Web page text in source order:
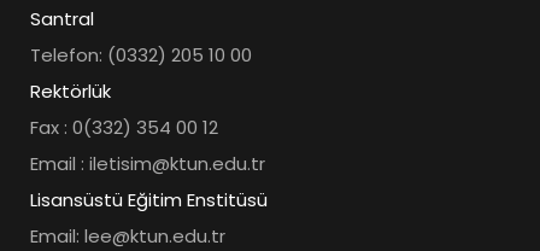
Santral
Telefon: (0332) 205 10 00
Rektörlük
Fax : 0(332) 354 00 12
Email : iletisim@ktun.edu.tr
Lisansüstü Eğitim Enstitüsü
Email: lee@ktun.edu.tr